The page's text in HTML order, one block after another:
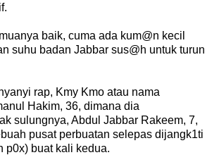
baik, cuma ada kum@n kecil
suhu badan Jabbar sus@h untuk turun
rap, Kmy Kmo atau nama
Hakim, 36, dimana dia
sulungnya, Abdul Jabbar Rakeem, 7,
pusat perbuatan selepas dijangk1ti
p0x) buat kali kedua.